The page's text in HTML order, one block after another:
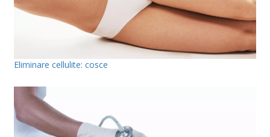
Eliminare cellulite: cosce